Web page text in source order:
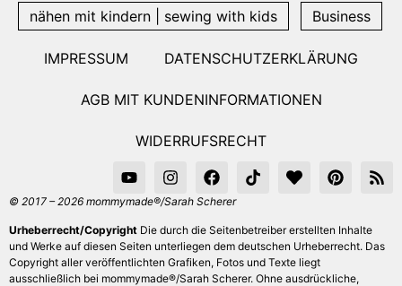
nähen mit kindern | sewing with kids
Business
IMPRESSUM DATENSCHUTZERKLÄRUNG
AGB MIT KUNDENINFORMATIONEN
WIDERRUFSRECHT
© 2017 – 2026 mommymade®/Sarah Scherer
Urheberrecht/Copyright Die durch die Seitenbetreiber erstellten Inhalte
und Werke auf diesen Seiten unterliegen dem deutschen Urheberrecht. Das
Copyright aller veröffentlichten Grafiken, Fotos und Texte liegt
ausschließlich bei mommymade®/Sarah Scherer. Ohne ausdrückliche,